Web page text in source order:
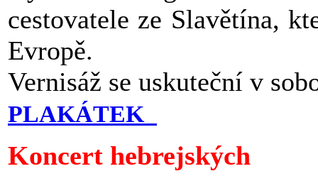
cestovatele ze Slavětína,
Evropě.
Vernisáž se uskuteční v
PLAKÁTEK
Koncert hebrejských